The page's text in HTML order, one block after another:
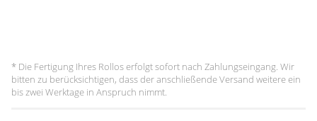
* Die Fertigung Ihres Rollos erfolgt sofort nach Zahlungseingang. Wir
bitten zu berücksichtigen, dass der anschließende Versand weitere ein
bis zwei Werktage in Anspruch nimmt.